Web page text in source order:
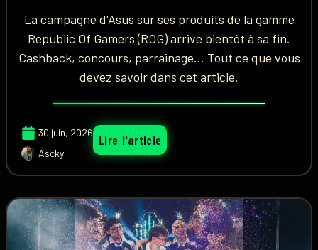
La campagne d'Asus sur ses produits de la gamme
Republic Of Gamers (ROG) arrive bientôt à sa fin.
Cashback, concours, parrainage... Tout ce que vous
devez savoir dans cet article.
30 juin, 2026
Ascky
Lire l'article